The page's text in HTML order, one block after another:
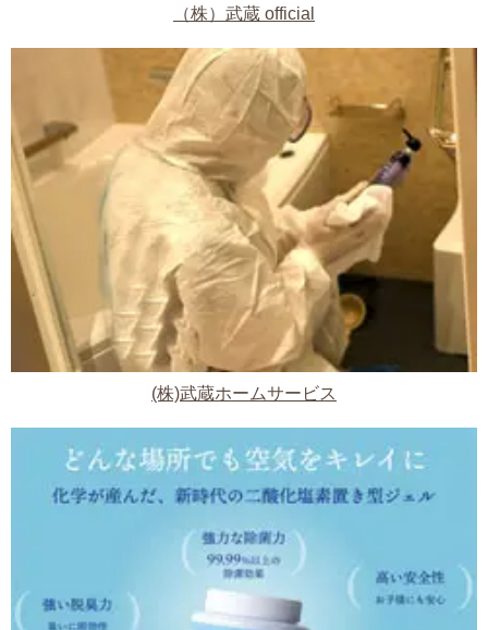
（株）武蔵 official
(株)武蔵ホームサービス